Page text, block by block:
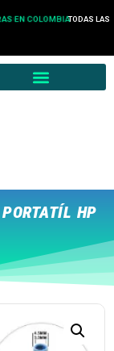
EN MEDELLÍN
EN COLOMBIATODAS LAS
HP